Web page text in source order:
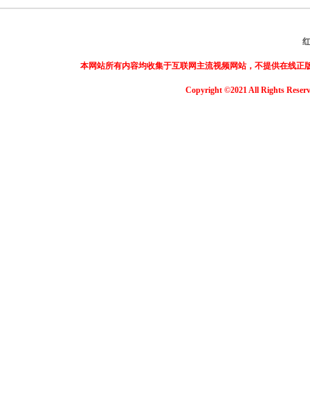
本网站所有内容均收集于互联网主流视频网站，不提供在线
Copyright ©2021 All Rights